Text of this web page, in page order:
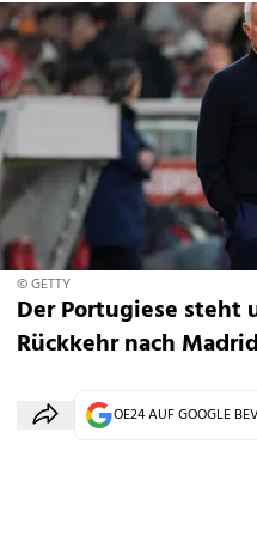
© GETTY
Der Portugiese
Rückkehr nach
OE24 AUF GOOGLE